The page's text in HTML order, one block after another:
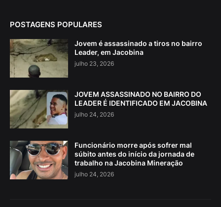
POSTAGENS POPULARES
Jovem é assassinado a tiros no bairro
Leader, em Jacobina
julho 23, 2026
JOVEM ASSASSINADO NO BAIRRO DO
LEADER É IDENTIFICADO EM JACOBINA
julho 24, 2026
Funcionário morre após sofrer mal
súbito antes do início da jornada de
trabalho na Jacobina Mineração
julho 24, 2026